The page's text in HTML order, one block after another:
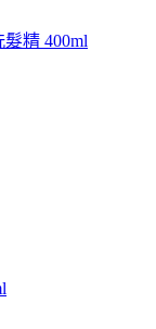
精 400ml